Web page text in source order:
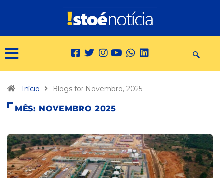
Início Blogs for Novembro, 2025
MÊS: NOVEMBRO 2025